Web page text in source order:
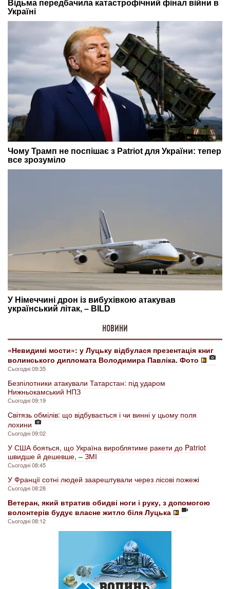
НОВИНИ
«Невидимі мости»: у Луцьку відбулася презентація книг
волинського дипломата Володимира Павліка. Фото
Сьогодні 09:35
Безпілотники атакували Татарстан: під ударом
Нижньокамський НПЗ
Сьогодні 09:19
Світязь обмілів: що відбувається і чи винні у цьому поля
лохини
Сьогодні 09:02
У США бояться, що Україна вироблятиме ракети до Patriot
швидше й дешевше, – ЗМІ
Сьогодні 08:45
У Франції сотні людей заарештували через лісові пожежі
Сьогодні 08:28
Ветеран, який втратив обидві ноги і руку, з допомогою
волонтерів будує власне житло біля Луцька
Сьогодні 08:12